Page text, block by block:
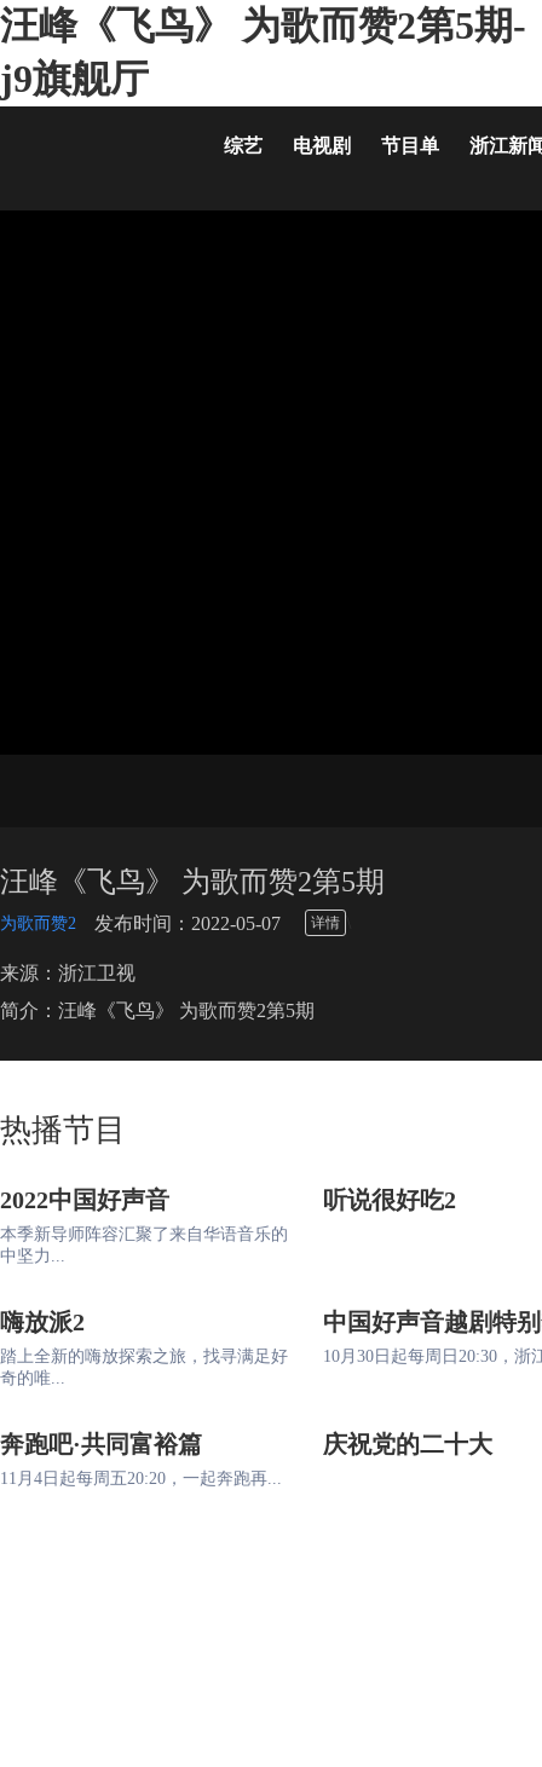
汪峰《飞鸟》 为歌而赞2第5期-
j9旗舰厅
综艺 电视剧 节目单 浙江新
汪峰《飞鸟》 为歌而赞2第5期
为歌而赞2 发布时间：2022-05-07 详情
来源：浙江卫视
简介：汪峰《飞鸟》 为歌而赞2第5期
热播节目
2022中国好声音
本季新导师阵容汇聚了来自华语音乐的
中坚力...
听说很好吃2
嗨放派2
踏上全新的嗨放探索之旅，找寻满足好
奇的唯...
中国好声音越剧特
10月30日起每周日20:30，浙
奔跑吧·共同富裕篇
11月4日起每周五20:20，一起奔跑再...
庆祝党的二十大